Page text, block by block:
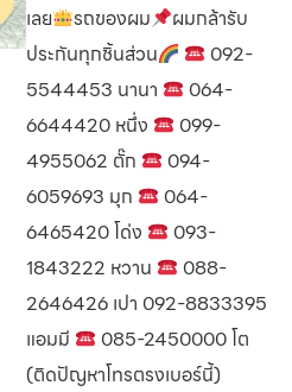
เลย
รถของผม
ผมกล้ารับ
ประกันทุกชิ้นส่วน
092-
5544453 นานา
064-
6644420 หนึ่ง
099-
4955062 ตั๊ก
094-
6059693 มุก
064-
6465420 โด่ง
093-
1843222 หวาน
088-
2646426 เปา 092-8833395
แอมมี
085-2450000 โต
(ติดปัญหาโทรตรงเบอร์นี้)